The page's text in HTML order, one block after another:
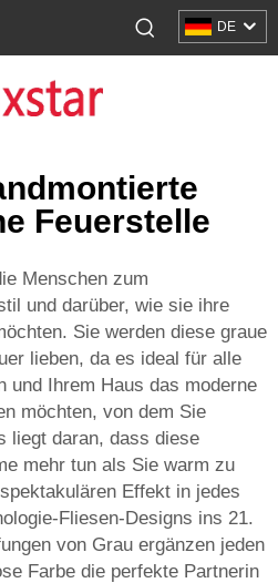
DE
Feuerstelle
Menschen zum
und darüber, wie sie ihre
Sie werden diese graue
lieben, da es ideal für alle
und Ihrem Haus das moderne
möchten, von dem Sie
liegt daran, dass diese
mehr tun als Sie warm zu
Effekt in jedes
Fliesen-Designs ins 21.
von Grau ergänzen jeden
Farbe die perfekte Partnerin